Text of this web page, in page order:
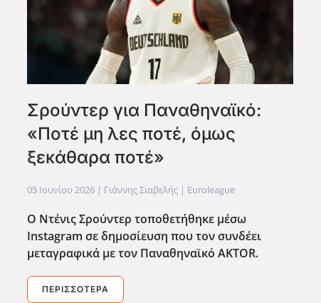
Σρούντερ για Παναθηναϊκό:
«Ποτέ μη λες ποτέ, όμως
ξεκάθαρα ποτέ»
05 Ιουνίου 2026 | Γιάννης Σιαβελής | Euroleague
Ο Ντένις Σρούντερ τοποθετήθηκε μέσω
Instagram σε δημοσίευση που τον συνδέει
μεταγραφικά με τον Παναθηναϊκό AKTOR.
ΠΕΡΙΣΣΌΤΕΡΑ